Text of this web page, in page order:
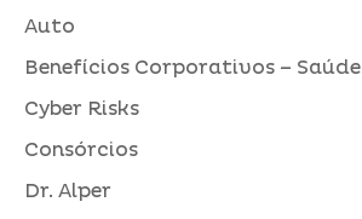
Auto
Benefícios Corporativos – Saúde
Cyber Risks
Consórcios
Dr. Alper